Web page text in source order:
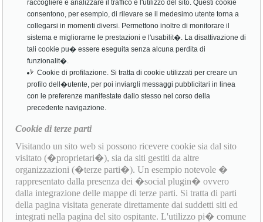
raccogliere e analizzare il traffico e l'utilizzo del sito. Questi cookie
consentono, per esempio, di rilevare se il medesimo utente torna a
collegarsi in momenti diversi. Permettono inoltre di monitorare il
sistema e migliorarne le prestazioni e l'usabilit�. La disattivazione di
tali cookie pu� essere eseguita senza alcuna perdita di
funzionalit�.
Cookie di profilazione. Si tratta di cookie utilizzati per creare un
profilo dell�utente, per poi inviargli messaggi pubblicitari in linea
con le preferenze manifestate dallo stesso nel corso della
precedente navigazione.
Cookie di terze parti
Visitando un sito web si possono ricevere cookie sia dal sito
visitato (�proprietari�), sia da siti gestiti da altre
organizzazioni (�terze parti�). Un esempio notevole �
rappresentato dalla presenza dei �social plugin� ovvero
dalla integrazione delle mappe di terze parti. Si tratta di parti
della pagina visitata generate direttamente dai suddetti siti ed
integrati nella pagina del sito ospitante. L'utilizzo pi� comune